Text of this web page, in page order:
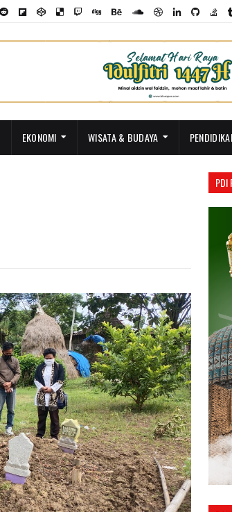
EKONOMI WISATA & BUDAYA
PDI